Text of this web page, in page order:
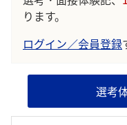
ります。
ログイン／会員登録
選考